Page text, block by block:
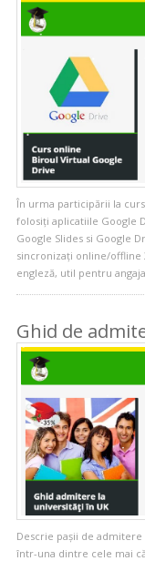
În urma participării la
folosiți aplicatiile Google
Google Slides si Google
sincronizați online/offline
engleză, util pentru
Ghid de
Descrie pașii de
într-una dintre cele mai